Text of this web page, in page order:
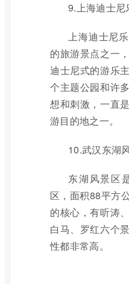
9.上海迪士尼
上海迪士尼
的旅游景点之一
迪士尼式的游乐
个主题公园和许
想和刺激，一直
游目的地之一。
10.武汉东湖
东湖风景区
区，面积88平方
的核心，有听涛
白马、罗红六个
性都非常高。